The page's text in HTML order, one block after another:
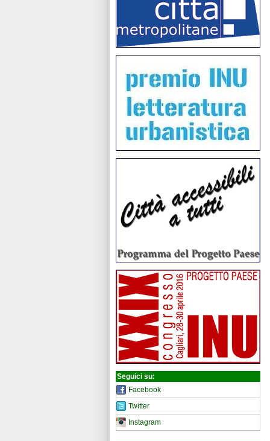
Seguici su:
Facebook
Twitter
Instagram